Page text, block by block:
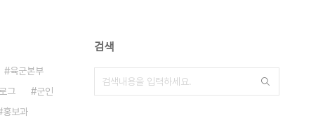
육군본부
그
군인
홍보과
검색